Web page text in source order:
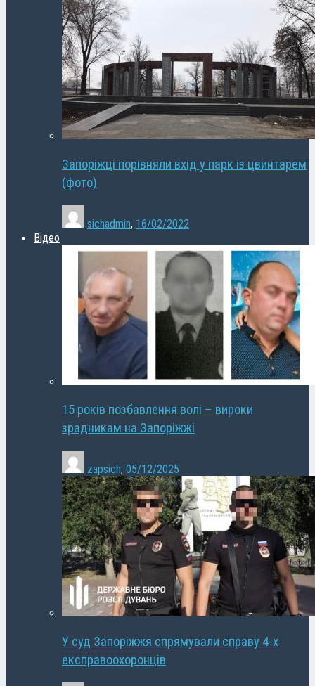
Запоріжці порівняли вхід у парк із цвинтарем
(фото)
sichadmin, 16/02/2022
Відео
15 років позбавлення волі – вироки
зрадникам на Запоріжжі
zapsich, 05/12/2025
У суд Запоріжжя спрямували справу 4-х
експравоохоронців